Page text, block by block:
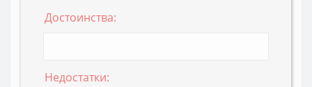
Достоинства:
Недостатки: